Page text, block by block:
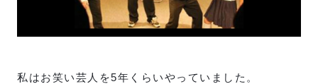
私はお笑い芸人を5年くらいやっていました。